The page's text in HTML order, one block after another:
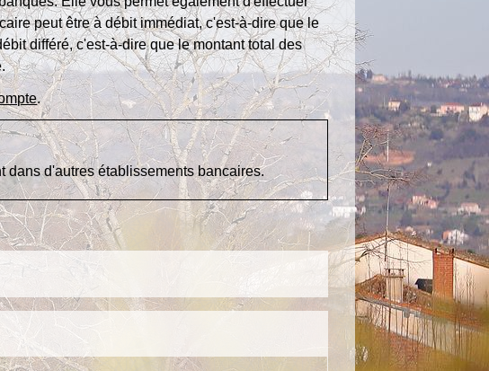
peut être à débit immédiat, c'est-à-dire que le
différé, c'est-à-dire que le montant total des
.
dans d'autres établissements bancaires.